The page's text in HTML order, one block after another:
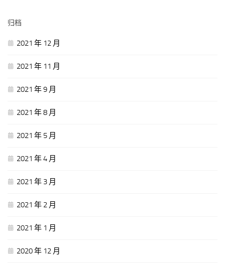
归档
2021 年 12 月
2021 年 11 月
2021 年 9 月
2021 年 8 月
2021 年 5 月
2021 年 4 月
2021 年 3 月
2021 年 2 月
2021 年 1 月
2020 年 12 月